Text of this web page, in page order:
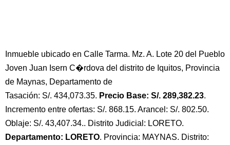
Inmueble ubicado en Calle Tarma. Mz. A. Lote 20 del Pueblo
Joven Juan Isern C�rdova del distrito de Iquitos, Provincia
de Maynas, Departamento de
Tasación: S/. 434,073.35. Precio Base: S/. 289,382.23.
Incremento entre ofertas: S/. 868.15. Arancel: S/. 802.50.
Oblaje: S/. 43,407.34.. Distrito Judicial: LORETO.
Departamento: LORETO. Provincia: MAYNAS. Distrito: